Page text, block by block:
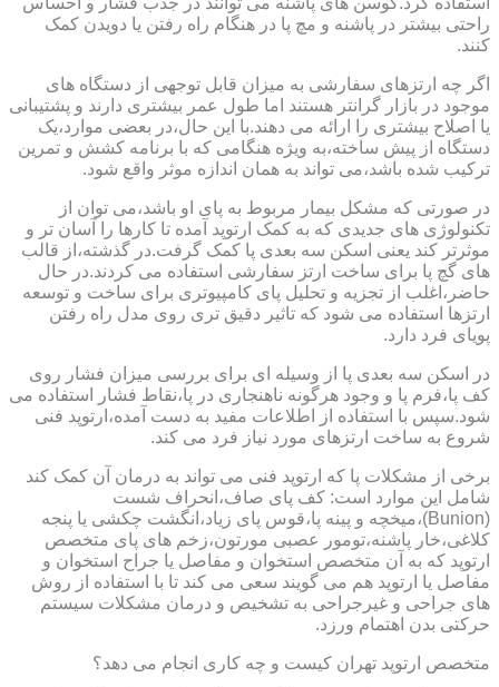
راحتی بیشتر در پاشنه و مچ پا در هنگام راه رفتن یا دویدن کمک
کنند.
اگر چه ارتزهای سفارشی به میزان قابل توجهی از دستگاه های
موجود در بازار گرانتر هستند اما طول عمر بیشتری دارند و پشتیبانی
یا اصلاح بیشتری را ارائه می دهند.با این حال،در بعضی موارد،یک
دستگاه از پیش ساخته،به ویژه هنگامی که با برنامه کشش و تمرین
ترکیب شده باشد،می تواند به همان اندازه موثر واقع شود.
در صورتی که مشکل بیمار مربوط به پای او باشد،می توان از
تکنولوژی های جدیدی که به کمک ارتوپد آمده تا کارها را آسان تر و
موثرتر کند یعنی اسکن سه بعدی پا کمک گرفت.در گذشته،از قالب
های گچ پا برای ساخت ارتز سفارشی استفاده می کردند.در حال
حاضر،اغلب از تجزیه و تحلیل پای کامپیوتری برای ساخت و توسعه
ارتزها استفاده می شود که تاثیر دقیق تری روی مدل راه رفتن
پویای فرد دارد.
در اسکن سه بعدی پا از وسیله ای برای بررسی میزان فشار روی
کف پا،فرم پا و وجود هرگونه ناهنجاری در پا،نقاط فشار استفاده می
شود.سپس با استفاده از اطلاعات مفید به دست آمده،ارتوپد فنی
شروع به ساخت ارتزهای مورد نیاز فرد می کند.
برخی از مشکلات پا که ارتوپد فنی می تواند به درمان آن کمک کند
شامل این موارد است: کف پای صاف،انحراف شست
(Bunion)،میخچه و پینه پا،قوس پای زیاد،انگشت چکشی یا پنجه
کلاغی،خار پاشنه،تومور عصبی مورتون،زخم های پای متخصص
ارتوپد که به آن متخصص استخوان و مفاصل یا جراح استخوان و
مفاصل یا ارتوپد هم می گویند سعی می کند تا با استفاده از روش
های جراحی و غیرجراحی به تشخیص و درمان مشکلات سیستم
حرکتی بدن اهتمام ورزد.
متخصص ارتوپد تهران کیست و چه کاری انجام می دهد؟